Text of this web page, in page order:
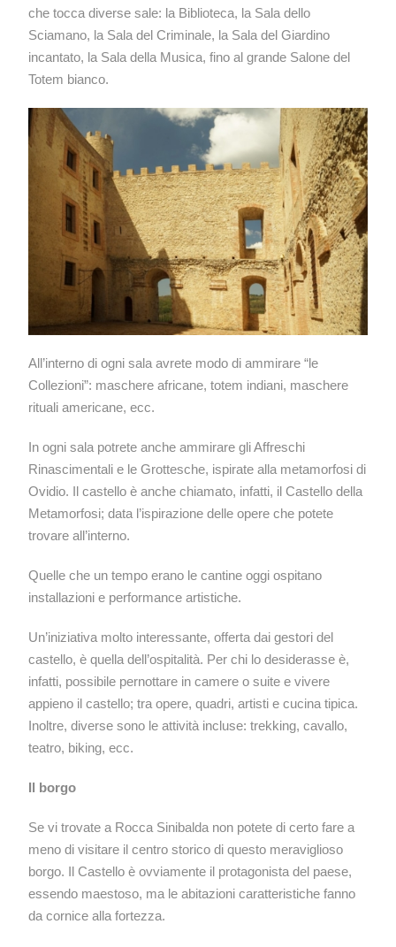
che tocca diverse sale: la Biblioteca, la Sala dello
Sciamano, la Sala del Criminale, la Sala del Giardino
incantato, la Sala della Musica, fino al grande Salone del
Totem bianco.
All’interno di ogni sala avrete modo di ammirare “le
Collezioni”: maschere africane, totem indiani, maschere
rituali americane, ecc.
In ogni sala potrete anche ammirare gli Affreschi
Rinascimentali e le Grottesche, ispirate alla metamorfosi di
Ovidio. Il castello è anche chiamato, infatti, il Castello della
Metamorfosi; data l’ispirazione delle opere che potete
trovare all’interno.
Quelle che un tempo erano le cantine oggi ospitano
installazioni e performance artistiche.
Un’iniziativa molto interessante, offerta dai gestori del
castello, è quella dell’ospitalità. Per chi lo desiderasse è,
infatti, possibile pernottare in camere o suite e vivere
appieno il castello; tra opere, quadri, artisti e cucina tipica.
Inoltre, diverse sono le attività incluse: trekking, cavallo,
teatro, biking, ecc.
Il borgo
Se vi trovate a Rocca Sinibalda non potete di certo fare a
meno di visitare il centro storico di questo meraviglioso
borgo. Il Castello è ovviamente il protagonista del paese,
essendo maestoso, ma le abitazioni caratteristiche fanno
da cornice alla fortezza.